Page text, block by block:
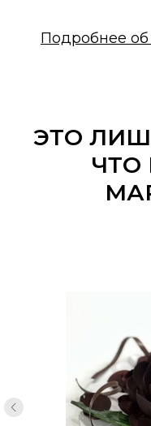
Подробнее об
ЭТО
ЧТО